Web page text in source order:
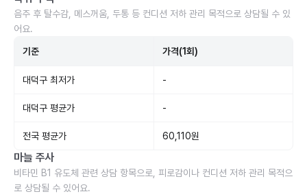
음주 후 탈수감, 메스꺼움, 두통 등 컨디션 저하 관리 목적으로 상담될 수 있
어요.
기준 가격(1회)
대덕구 최저가 -
대덕구 평균가 -
전국 평균가 60,110원
마늘 주사
비타민 B1 유도체 관련 상담 항목으로, 피로감이나 컨디션 저하 관리 목적으
로 상담될 수 있어요.